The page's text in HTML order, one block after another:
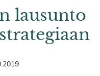
lausunto